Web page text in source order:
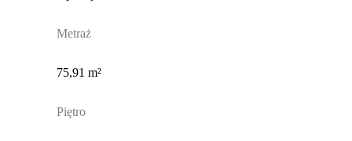
Metraż
75,91 m²
Piętro